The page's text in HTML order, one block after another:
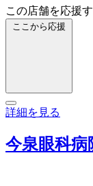
この店舗を応援す
ここから応援
詳細を見る
今泉眼科病